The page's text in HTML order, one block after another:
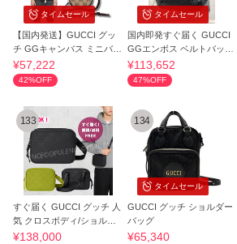
タイムセール
【国内発送】GUCCI グッ
チ GGキャンバス ミニバッ
グ 834270
¥57,222
42%OFF
タイムセール
国内即発すぐ届く GUCCI
GGエンボス ベルトバッグ
ボディバッグ
¥113,652
47%OFF
133
すぐ届く GUCCI グッチ 人
気 クロスボディ/ショルダ
ーバッグ
¥138,000
タイムセール
134
GUCCI グッチ ショルダー
バッグ
¥65,340